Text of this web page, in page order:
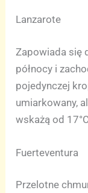
Lanzarote
Zapowiada się
północy i
pojedynczej
umiarkowany,
wskażą od
Fuerteventura
Przelotne